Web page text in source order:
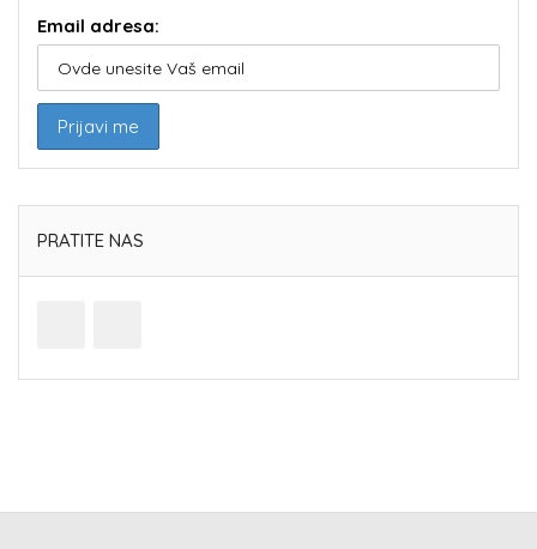
Email adresa:
PRATITE NAS